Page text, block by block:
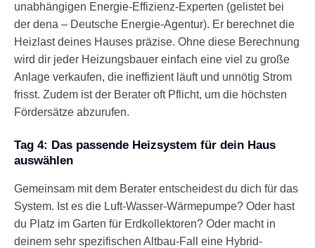
unabhängigen Energie-Effizienz-Experten (gelistet bei
der dena – Deutsche Energie-Agentur). Er berechnet die
Heizlast deines Hauses präzise. Ohne diese Berechnung
wird dir jeder Heizungsbauer einfach eine viel zu große
Anlage verkaufen, die ineffizient läuft und unnötig Strom
frisst. Zudem ist der Berater oft Pflicht, um die höchsten
Fördersätze abzurufen.
Tag 4: Das passende Heizsystem für dein Haus
auswählen
Gemeinsam mit dem Berater entscheidest du dich für das
System. Ist es die Luft-Wasser-Wärmepumpe? Oder hast
du Platz im Garten für Erdkollektoren? Oder macht in
deinem sehr spezifischen Altbau-Fall eine Hybrid-